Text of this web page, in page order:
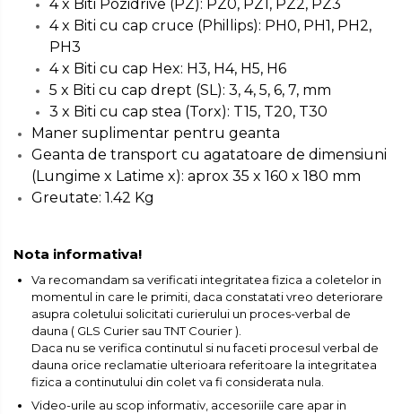
esapament
Surubelnite
Scule Tamplarie
Accesorii Pentru Taiat,
Gaurit si Slefuit
Truse Scule
Baroase
Adaptoare Pentru Biti
Indoit Tevi
Ciocane Profesionale
Pile Metalice
Clesti
4 x Biti Pozidrive (PZ): PZ0, PZ1, PZ2, PZ3
4 x Biti cu cap cruce (Phillips): PH0, PH1, PH2,
PH3
4 x Biti cu cap Hex: H3, H4, H5, H6
5 x Biti cu cap drept (SL): 3, 4, 5, 6, 7, mm
3 x Biti cu cap stea (Torx): T15, T20, T30
Maner suplimentar pentru geanta
Geanta de transport cu agatatoare de dimensiuni
(Lungime x Latime x): aprox 35 x 160 x 180 mm
Greutate: 1.42 Kg
Nota informativa!
Va recomandam sa verificati integritatea fizica a coletelor in
momentul in care le primiti, daca constatati vreo deteriorare
asupra coletului solicitati curierului un proces-verbal de
dauna ( GLS Curier sau TNT Courier ).
Daca nu se verifica continutul si nu faceti procesul verbal de
dauna orice reclamatie ulterioara referitoare la integritatea
fizica a continutului din colet va fi considerata nula.
Video-urile au scop informativ, accesoriile care apar in